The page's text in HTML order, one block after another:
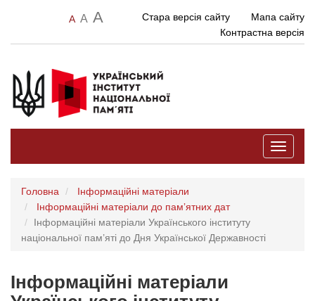
A A A Стара версія сайту
Мапа сайту
Контрастна версія
Toggle
Головна
Інформаційні матеріали
Інформаційні матеріали до памʼятних дат
Інформаційні матеріали Українського інституту
національної пам’яті до Дня Української Державності
Інформаційні матеріали